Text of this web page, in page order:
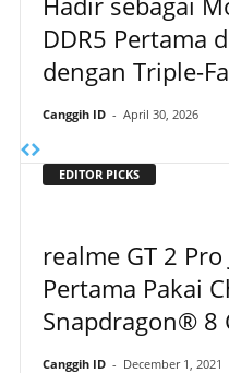
DDR5 Pertama
dengan Triple-
Canggih ID - April 30, 2026
EDITOR PICKS
realme GT 2 Pro
Pertama Pakai
Snapdragon® 8
Canggih ID - December 1, 2021